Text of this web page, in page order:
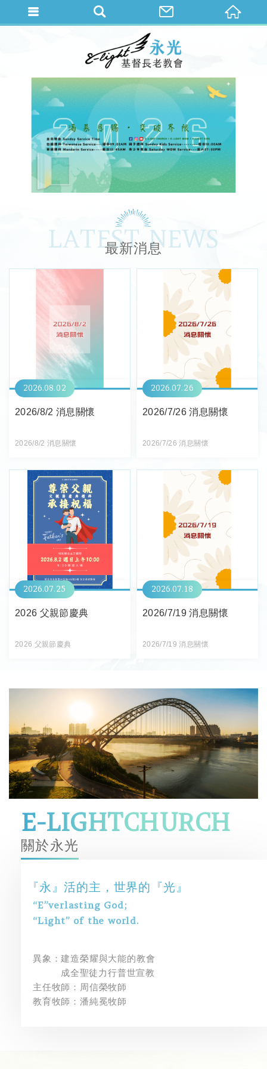
LATEST NEWS
最新消息
02
08
2026
2026/8/2 消息關懷
2026/8/2 消息關懷
26
07
2026
2026/7/26 消息關懷
2026/7/26 消息關懷
25
07
2026
2026 父親節慶典
2026 父親節慶典
18
07
2026
2026/7/19 消息關懷
2026/7/19 消息關懷
E-LIGHTCHURCH
關於永光
『永』活的主，世界的『光』
“E”verlasting God;
“Light” of the world.
異象：建造榮耀與大能的教會
成全聖徒力行普世宣教
主任牧師：周信榮牧師
教育牧師：潘純冕牧師